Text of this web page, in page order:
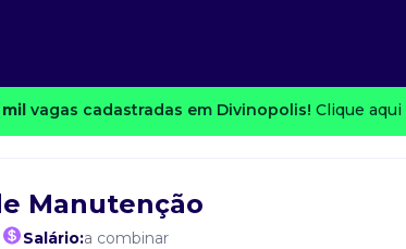
mil vagas cadastradas em Divinopolis! Clique aqui
Manutenção
Salário:a combinar